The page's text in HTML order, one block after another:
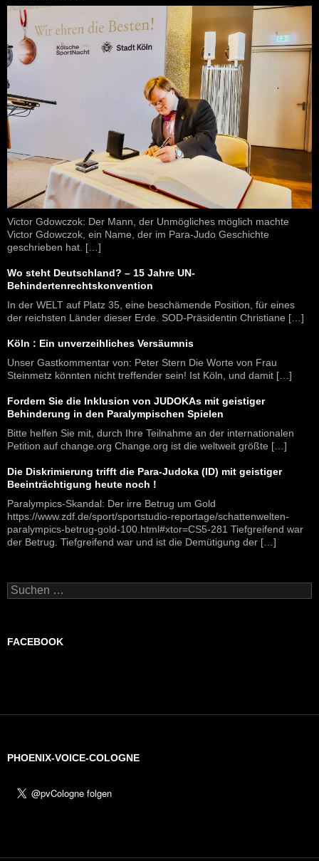
Victor Gdowczok: Der Mann, der Unmögliches möglich machte
Victor Gdowczok, ein Name, der im Para-Judo Geschichte
geschrieben hat. […]
Wo steht Deutschland? – 15 Jahre UN-
Behindertenrechtskonvention
In der WELT auf Platz 35, eine beschämende Position, für eines
der reichsten Länder dieser Erde. SOD-Präsidentin Christiane […]
Köln : Ein unverzeihliches Versäumnis
Unser Gastkommentar von: Peter Stern Die Worte von Frau
Steinmetz könnten nicht treffender sein! Ist Köln, und damit […]
Fordern Sie die Inklusion von JUDOKAs mit geistiger
Behinderung in den Paralympischen Spielen
Bitte helfen Sie mit, durch Ihre Teilnahme an der internationalen
Petition auf change.org Change.org ist die weltweit größte […]
Die Diskrimierung trifft die Para-Judoka (ID) mit geistiger
Beeinträchtigung heute noch !
Paralympics-Skandal: Der irre Betrug um Gold
https://www.zdf.de/sport/sportstudio-reportage/schattenwelten-
paralympics-betrug-gold-100.html#xtor=CS5-281 Tiefgreifend war
der Betrug. Tiefgreifend war und ist die Demütigung der […]
Suchen
nach:
FACEBOOK
PHOENIX-VOICE-COLOGNE